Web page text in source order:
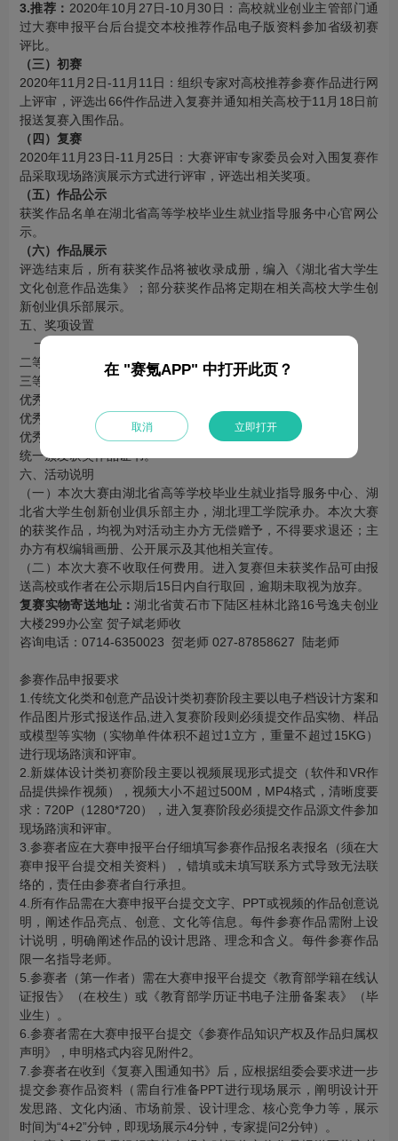
3.推荐： 2020年10月27日-10月30日：高校就业创业主管部门通
过大赛申报平台后台提交本校推荐作品电子版资料参加省级初赛
评比。
（三）初赛
2020年11月2日-11月11日：组织专家对高校推荐参赛作品进行网
上评审，评选出66件作品进入复赛并通知相关高校于11月18日前
报送复赛入围作品。
（四）复赛
2020年11月23日-11月25日：大赛评审专家委员会对入围复赛作
品采取现场路演展示方式进行评审，评选出相关奖项。
（五）作品公示
获奖作品名单在湖北省高等学校毕业生就业指导服务中心官网公
示。
（六）作品展示
评选结束后，所有获奖作品将被收录成册，编入《湖北省大学生
文化创意作品选集》；部分获奖作品将定期在相关高校大学生创
新创业俱乐部展示。
五、奖项设置
一等奖6名，奖金7000元/名；
二等奖10名，奖金4000元/名；
三等奖20名，奖金2000元/名；
优秀奖30名，奖金1000元/名；
优秀组织单位，10个；
优秀指导教师，若干名。
统一颁发获奖作品证书。
六、活动说明
（一）本次大赛由湖北省高等学校毕业生就业指导服务中心、湖
北省大学生创新创业俱乐部主办，湖北理工学院承办。本次大赛
的获奖作品，均视为对活动主办方无偿赠予，不得要求退还；主
办方有权编辑画册、公开展示及其他相关宣传。
（二）本次大赛不收取任何费用。进入复赛但未获奖作品可由报
送高校或作者在公示期后15日内自行取回，逾期未取视为放弃。
复赛实物寄送地址：湖北省黄石市下陆区桂林北路16号逸夫创业
大楼299办公室 贺子斌老师收
咨询电话：0714-6350023 贺老师 027-87858627 陆老师
参赛作品申报要求
1.传统文化类和创意产品设计类初赛阶段主要以电子档设计方案和
作品图片形式报送作品,进入复赛阶段则必须提交作品实物、样品
或模型等实物（实物单件体积不超过1立方，重量不超过15KG）
进行现场路演和评审。
2.新媒体设计类初赛阶段主要以视频展现形式提交（软件和VR作
品提供操作视频），视频大小不超过500M，MP4格式，清晰度要
求：720P（1280*720），进入复赛阶段必须提交作品源文件参加
现场路演和评审。
3.参赛者应在大赛申报平台仔细填写参赛作品报名表报名（须在大
赛申报平台提交相关资料），错填或未填写联系方式导致无法联
络的，责任由参赛者自行承担。
4.所有作品需在大赛申报平台提交文字、PPT或视频的作品创意说
明，阐述作品亮点、创意、文化等信息。每件参赛作品需附上设
计说明，明确阐述作品的设计思路、理念和含义。每件参赛作品
限一名指导老师。
5.参赛者（第一作者）需在大赛申报平台提交《教育部学籍在线认
证报告》（在校生）或《教育部学历证书电子注册备案表》（毕
业生）。
6.参赛者需在大赛申报平台提交《参赛作品知识产权及作品归属权
声明》，申明格式内容见附件2。
7.参赛者在收到《复赛入围通知书》后，应根据组委会要求进一步
提交参赛作品资料（需自行准备PPT进行现场展示，阐明设计开
发思路、文化内涵、市场前景、设计理念、核心竞争力等，展示
时间为“4+2”分钟，即现场展示4分钟，专家提问2分钟）。
在 "赛氪APP" 中打开此页？
取消 立即打开